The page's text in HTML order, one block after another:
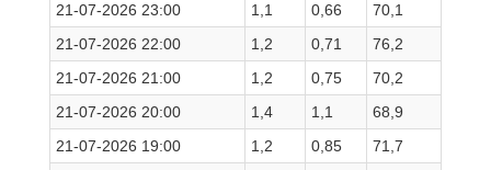
21-07-2026 23:00
1,1 0,66
70,1
21-07-2026 22:00
1,2 0,71
76,2
21-07-2026 21:00
1,2 0,75
70,2
21-07-2026 20:00
1,4 1,1
68,9
21-07-2026 19:00
1,2 0,85
71,7